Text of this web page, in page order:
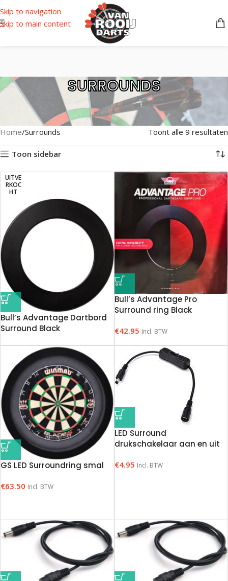
Skip to navigation
Skip to main content
SURROUNDS
Home Surrounds Toont alle 9 resultaten
Toon sidebar
UITVE
RKOC
HT
Bull’s Advantage Dartbord
Surround Black
€39.95 Incl. BTW
Bull’s Advantage Pro
Surround ring Black
€42.95 Incl. BTW
GS LED Surroundring smal
€63.50 Incl. BTW
LED Surround
drukschakelaar aan en uit
€4.95 Incl. BTW